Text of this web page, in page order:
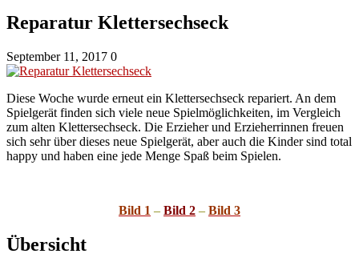
Reparatur Klettersechseck
September 11, 2017 0
Diese Woche wurde erneut ein Klettersechseck repariert. An dem
Spielgerät finden sich viele neue Spielmöglichkeiten, im Vergleich
zum alten Klettersechseck. Die Erzieher und Erzieherrinnen freuen
sich sehr über dieses neue Spielgerät, aber auch die Kinder sind total
happy und haben eine jede Menge Spaß beim Spielen.
Bild 1 – Bild 2 – Bild 3
Übersicht